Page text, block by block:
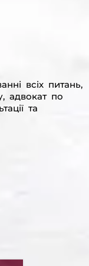
всіх питань,
адвокат по
та